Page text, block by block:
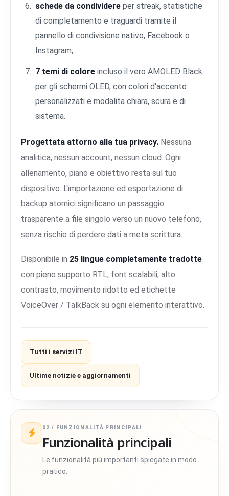
schede da condividere per streak, statistiche
di completamento e traguardi tramite il
pannello di condivisione nativo, Facebook o
Instagram,
7 temi di colore incluso il vero AMOLED Black
per gli schermi OLED, con colori d'accento
personalizzati e modalita chiara, scura e di
sistema.
Progettata attorno alla tua privacy. Nessuna
analitica, nessun account, nessun cloud. Ogni
allenamento, piano e obiettivo resta sul tuo
dispositivo. L'importazione ed esportazione di
backup atomici significano un passaggio
trasparente a file singolo verso un nuovo telefono,
senza rischio di perdere dati a meta scrittura.
Disponibile in 25 lingue completamente tradotte
con pieno supporto RTL, font scalabili, alto
contrasto, movimento ridotto ed etichette
VoiceOver / TalkBack su ogni elemento interattivo.
Tutti i servizi IT
Ultime notizie e aggiornamenti
02 / FUNZIONALITÀ PRINCIPALI
Funzionalità principali
Le funzionalità più importanti spiegate in modo
pratico.